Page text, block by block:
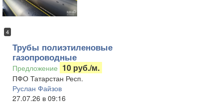
4
Трубы полиэтиленовые
газопроводные
Предложение 10 руб./м.
ПФО Татарстан Респ.
Руслан Файзов
27.07.26 в 09:16